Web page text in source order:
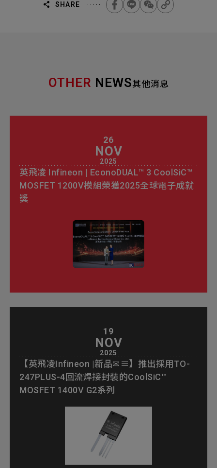
SHARE
OTHER NEWS其他消息
26
NOV
2025
英飛凌 Infineon | EconoDUAL™ 3 CoolSiC™
MOSFET 1200V模組榮獲2025全球電子成就
獎
19
NOV
2025
【英飛凌Infineon |新品✉≡】推出採用TO-
247PLUS-4回流焊接封裝的CoolSiC™
MOSFET 1400V G2系列